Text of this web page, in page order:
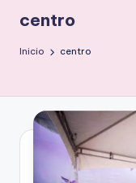
s
.
centro
Inicio centro